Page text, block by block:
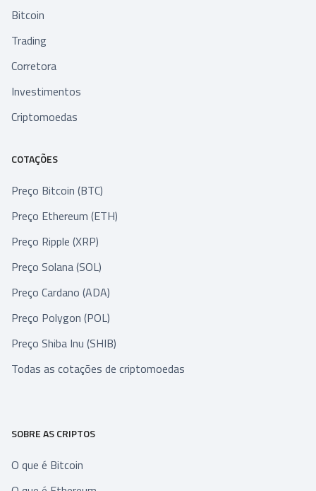
Bitcoin
Trading
Corretora
Investimentos
Criptomoedas
COTAÇÕES
Preço Bitcoin (BTC)
Preço Ethereum (ETH)
Preço Ripple (XRP)
Preço Solana (SOL)
Preço Cardano (ADA)
Preço Polygon (POL)
Preço Shiba Inu (SHIB)
Todas as cotações de criptomoedas
SOBRE AS CRIPTOS
O que é Bitcoin